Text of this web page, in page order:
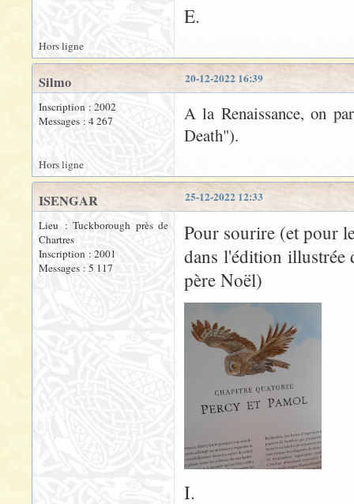
E.
Hors ligne
20-12-2022 16:39
Silmo
Inscription : 2002
Messages : 4 267
A la Renaissance, on
Death").
Hors ligne
25-12-2022 12:33
ISENGAR
Lieu : Tuckborough près de
Chartres
Inscription : 2001
Messages : 5 117
Pour sourire (et pour
dans l'édition
père Noël)
I.